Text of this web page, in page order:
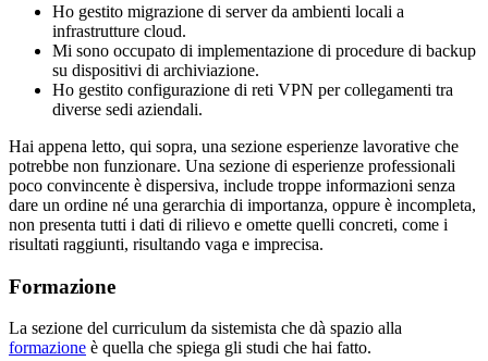
Ho gestito migrazione di server da ambienti locali a
infrastrutture cloud.
Mi sono occupato di implementazione di procedure di backup
su dispositivi di archiviazione.
Ho gestito configurazione di reti VPN per collegamenti tra
diverse sedi aziendali.
Hai appena letto, qui sopra, una sezione esperienze lavorative che
potrebbe non funzionare. Una sezione di esperienze professionali
poco convincente è dispersiva, include troppe informazioni senza
dare un ordine né una gerarchia di importanza, oppure è incompleta,
non presenta tutti i dati di rilievo e omette quelli concreti, come i
risultati raggiunti, risultando vaga e imprecisa.
Formazione
La sezione del curriculum da sistemista che dà spazio alla
formazione è quella che spiega gli studi che hai fatto.